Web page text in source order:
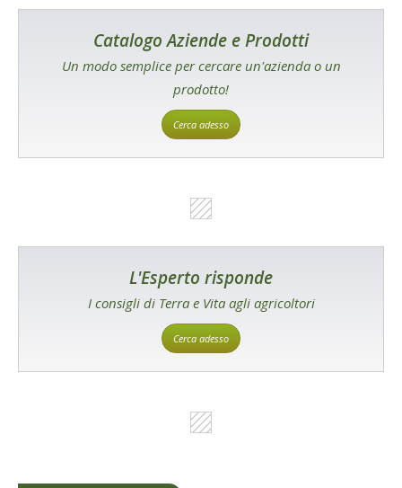
Catalogo Aziende e Prodotti
Un modo semplice per cercare un'azienda o un
prodotto!
Cerca adesso
L'Esperto risponde
I consigli di Terra e Vita agli agricoltori
Cerca adesso